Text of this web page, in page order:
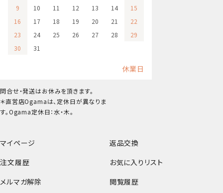
マイページ
返品交換
注文履歴
お気に入りリスト
メルマガ解除
閲覧履歴
9
10 11 12 13 14
15
16
17 18 19 20 21
22
23
24 25 26 27 28
29
30
31
休業日
問合せ・発送はお休みを頂きます。
＊直営店Ogamaは、定休日が異なりま
す。Ogama定休日：水・木。